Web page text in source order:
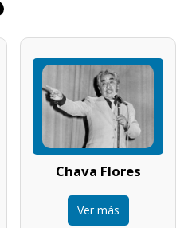
Chava Flores
Ver más